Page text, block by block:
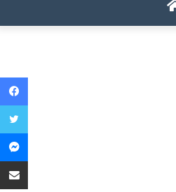
Facebook
Twitter
Messenger
Share via Email